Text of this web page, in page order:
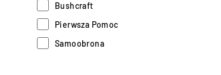
Bushcraft
Pierwsza Pomoc
Samoobrona